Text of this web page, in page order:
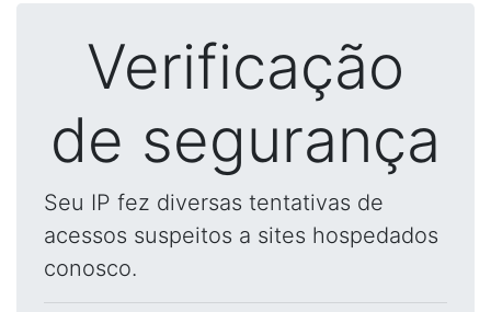
Verificação
de segurança
Seu IP fez diversas tentativas de
acessos suspeitos a sites hospedados
conosco.